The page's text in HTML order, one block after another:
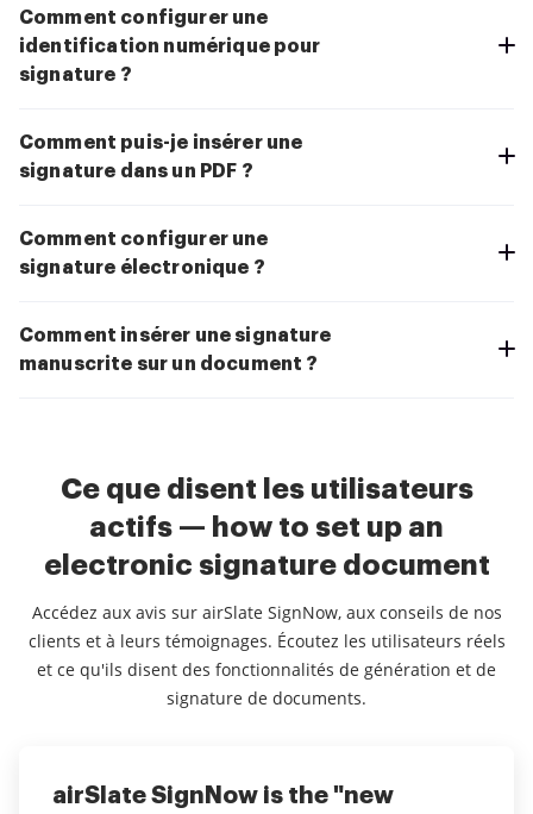
Comment configurer une
identification numérique pour
signature ?
Comment puis-je insérer une
signature dans un PDF ?
Comment configurer une
signature électronique ?
Comment insérer une signature
manuscrite sur un document ?
Ce que disent les utilisateurs
actifs — how to set up an
electronic signature document
Accédez aux avis sur airSlate SignNow, aux conseils de nos
clients et à leurs témoignages. Écoutez les utilisateurs réels
et ce qu'ils disent des fonctionnalités de génération et de
signature de documents.
airSlate SignNow is the "new
Shockingly easy to get started!
Catering Company using Sign Now